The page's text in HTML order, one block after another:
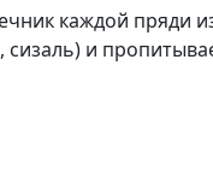
каждой пряди
и